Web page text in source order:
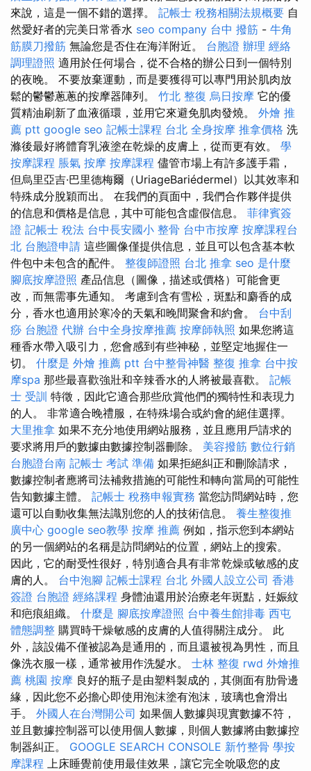
來說，這是一個不錯的選擇。 記帳士 稅務相關法規概要 自
然愛好者的完美日常香水 seo company 台中 撥筋 - 牛角
筋膜刀撥筋 無論您是否住在海洋附近。 台胞證 辦理 經絡
調理證照 適用於任何場合，從不合格的辦公日到一個特別
的夜晚。 不要放棄運動，而是要獲得可以專門用於肌肉放
鬆的鬱鬱蔥蔥的按摩器陣列。 竹北 整復 烏日按摩 它的優
質精油刷新了血液循環，並用它來避免肌肉發燒。 外燴 推
薦 ptt google seo 記帳士課程 台北 全身按摩 推拿價格 洗
滌後最好將體育乳液塗在乾燥的皮膚上，從而更有效。 學
按摩課程 脹氣 按摩 按摩課程 儘管市場上有許多護手霜，
但烏里亞吉·巴里德梅爾（UriageBariédermel）以其效率和
特殊成分脫穎而出。 在我們的頁面中，我們合作夥伴提供
的信息和價格是信息，其中可能包含虛假信息。 菲律賓簽
證 記帳士 稅法 台中長安國小 整骨 台中市按摩 按摩課程台
北 台胞證申請 這些圖像僅提供信息，並且可以包含基本軟
件包中未包含的配件。 整復師證照 台北 推拿 seo 是什麼
腳底按摩證照 產品信息（圖像，描述或價格）可能會更
改，而無需事先通知。 考慮到含有雪松，斑點和麝香的成
分，香水也適用於寒冷的天氣和晚間聚會和約會。 台中刮
痧 台胞證 代辦 台中全身按摩推薦 按摩師執照 如果您將這
種香水帶入吸引力，您會感到有些神秘，並堅定地握住一
切。 什麼是 外燴 推薦 ptt 台中整骨神醫 整復 推拿 台中按
摩spa 那些最喜歡強壯和辛辣香水的人將被最喜歡。 記帳
士 受訓 特徵，因此它適合那些欣賞他們的獨特性和表現力
的人。 非常適合晚禮服，在特殊場合或約會的絕佳選擇。
大里推拿 如果不充分地使用網站服務，並且應用戶請求的
要求將用戶的數據由數據控制器刪除。 美容撥筋 數位行銷
台胞證台南 記帳士 考試 準備 如果拒絕糾正和刪除請求，
數據控制者應將司法補救措施的可能性和轉向當局的可能性
告知數據主體。 記帳士 稅務申報實務 當您訪問網站時，您
還可以自動收集無法識別您的人的技術信息。 養生整復推
廣中心 google seo教學 按摩 推薦 例如，指示您到本網站
的另一個網站的名稱是訪問網站的位置，網站上的搜索。
因此，它的耐受性很好，特別適合具有非常乾燥或敏感的皮
膚的人。 台中泡腳 記帳士課程 台北 外國人設立公司 香港
簽證 台胞證 經絡課程 身體油還用於治療老年斑點，妊娠紋
和疤痕組織。 什麼是 腳底按摩證照 台中養生館排毒 西屯
體態調整 購買時干燥敏感的皮膚的人值得關注成分。 此
外，該設備不僅被認為是通用的，而且還被視為男性，而且
像洗衣服一樣，通常被用作洗髮水。 士林 整復 rwd 外燴推
薦 桃園 按摩 良好的瓶子是由塑料製成的，其側面有肋骨邊
緣，因此您不必擔心即使用泡沫塗有泡沫，玻璃也會滑出
手。 外國人在台灣開公司 如果個人數據與現實數據不符，
並且數據控制器可以使用個人數據，則個人數據將由數據控
制器糾正。 GOOGLE SEARCH CONSOLE 新竹整骨 學按
摩課程 上床睡覺前使用最佳效果，讓它完全吮吸您的皮